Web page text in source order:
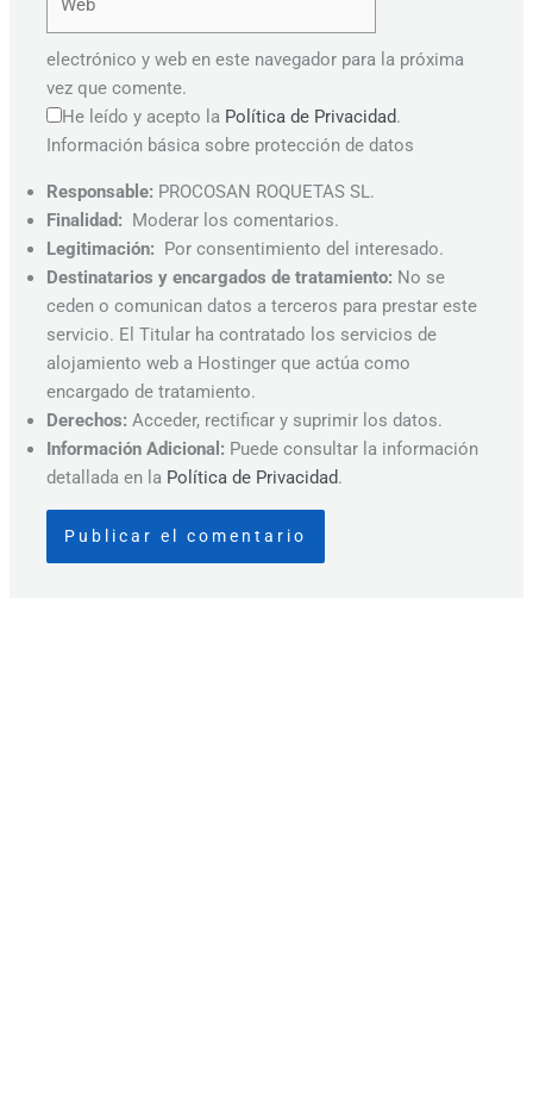
electrónico y web en este navegador para la próxima
vez que comente.
He leído y acepto la Política de Privacidad.
Información básica sobre protección de datos
Responsable: PROCOSAN ROQUETAS SL.
Finalidad: Moderar los comentarios.
Legitimación: Por consentimiento del interesado.
Destinatarios y encargados de tratamiento: No se
ceden o comunican datos a terceros para prestar este
servicio. El Titular ha contratado los servicios de
alojamiento web a Hostinger que actúa como
encargado de tratamiento.
Derechos: Acceder, rectificar y suprimir los datos.
Información Adicional: Puede consultar la información
detallada en la Política de Privacidad.